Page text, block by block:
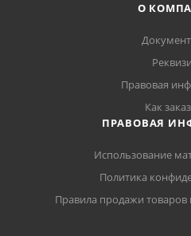
О
Правовая
Как
ПРАВОВАЯ
Использование
Политика
Правила продажи товаров